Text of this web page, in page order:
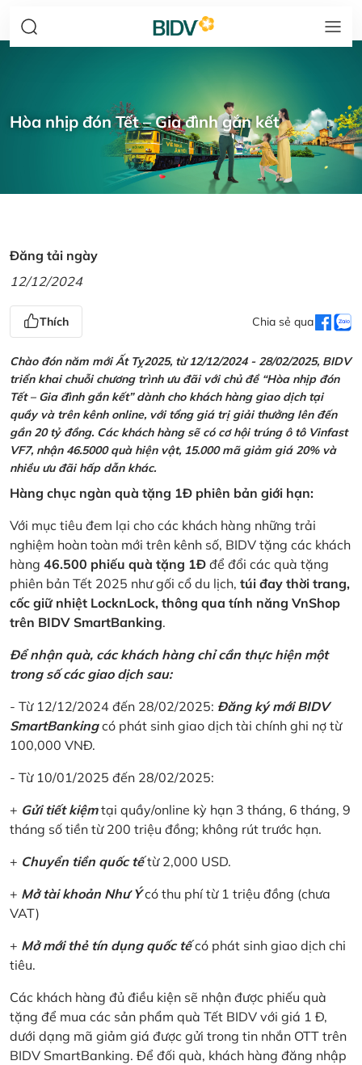
Hòa nhịp đón Tết – Gia đình gắn kết
Đăng tải ngày
12/12/2024
Thích Chia sẻ qua
Chào đón năm mới Ất Tỵ2025, từ 12/12/2024 - 28/02/2025, BIDV
triển khai chuỗi chương trình ưu đãi với chủ đề “Hòa nhịp đón
Tết – Gia đình gắn kết” dành cho khách hàng giao dịch tại
quầy và trên kênh online, với tổng giá trị giải thưởng lên đến
gần 20 tỷ đồng. Các khách hàng sẽ có cơ hội trúng ô tô Vinfast
VF7, nhận 46.5000 quà hiện vật, 15.000 mã giảm giá 20% và
nhiều ưu đãi hấp dẫn khác.
Hàng chục ngàn quà tặng 1Đ phiên bản giới hạn:
Với mục tiêu đem lại cho các khách hàng những trải
nghiệm hoàn toàn mới trên kênh số, BIDV tặng các khách
hàng 46.500 phiếu quà tặng 1Đ để đổi các quà tặng
phiên bản Tết 2025 như gối cổ du lịch, túi đay thời trang,
cốc giữ nhiệt LocknLock, thông qua tính năng VnShop
trên BIDV SmartBanking.
Để nhận quà, các khách hàng chỉ cần thực hiện một
trong số các giao dịch sau:
- Từ 12/12/2024 đến 28/02/2025: Đăng ký mới BIDV
SmartBankingcó phát sinh giao dịch tài chính ghi nợ từ
100,000 VNĐ.
- Từ 10/01/2025 đến 28/02/2025:
+ Gửi tiết kiệmtại quầy/online kỳ hạn 3 tháng, 6 tháng, 9
tháng số tiền từ 200 triệu đồng; không rút trước hạn.
+ Chuyển tiền quốc tếtừ 2,000 USD.
+ Mở tài khoản Như Ýcó thu phí từ 1 triệu đồng (chưa
VAT)
+ Mở mới thẻ tín dụng quốc tếcó phát sinh giao dịch chi
tiêu.
Các khách hàng đủ điều kiện sẽ nhận được phiếu quà
tặng để mua các sản phẩm quà Tết BIDV với giá 1 Đ,
dưới dạng mã giảm giá được gửi trong tin nhắn OTT trên
BIDV SmartBanking. Để đối quà, khách hàng đăng nhập